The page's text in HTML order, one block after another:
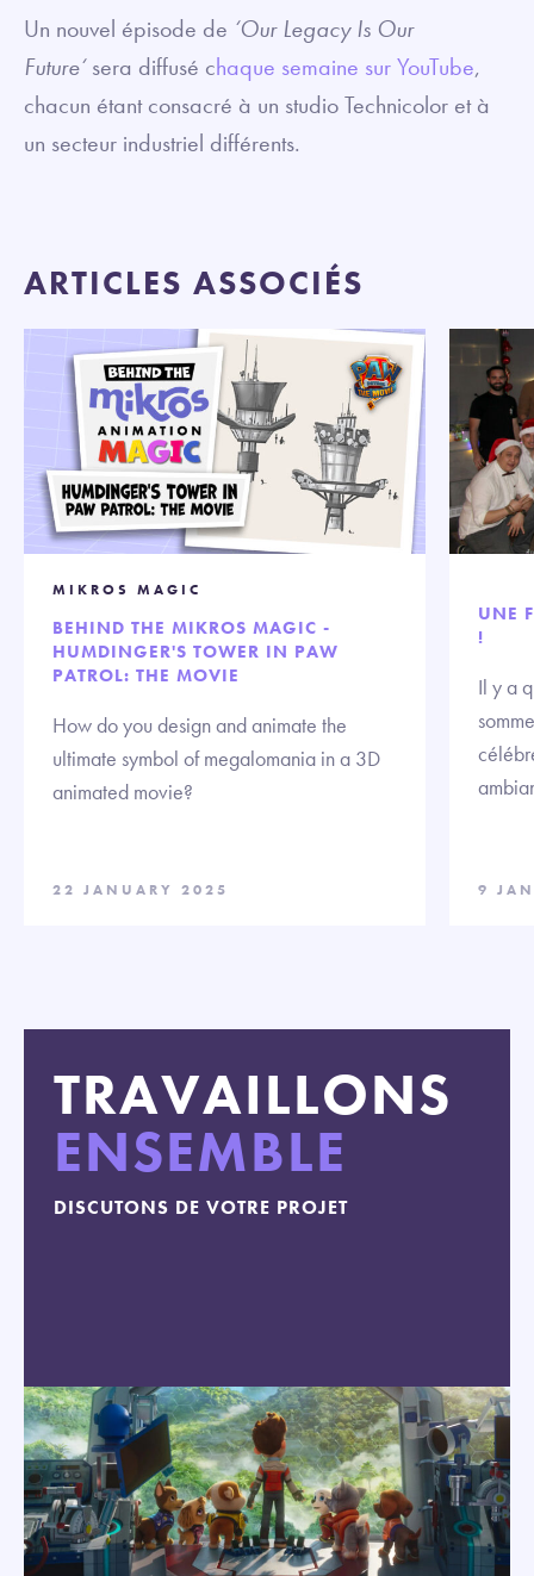
Un nouvel épisode de ‘Our Legacy Is Our
Future‘sera diffusé chaque semaine sur YouTube,
chacun étant consacré à un studio Technicolor et à
un secteur industriel différents.
ARTICLES ASSOCIÉS
MIKROS MAGIC
BEHIND THE MIKROS MAGIC -
HUMDINGER'S TOWER IN PAW
PATROL: THE MOVIE
How do you design and animate the
ultimate symbol of megalomania in a 3D
animated movie?
22 JANUARY 2025
UNE
!
Il y a
9
TRAVAILLONS
ENSEMBLE
DISCUTONS DE VOTRE PROJET